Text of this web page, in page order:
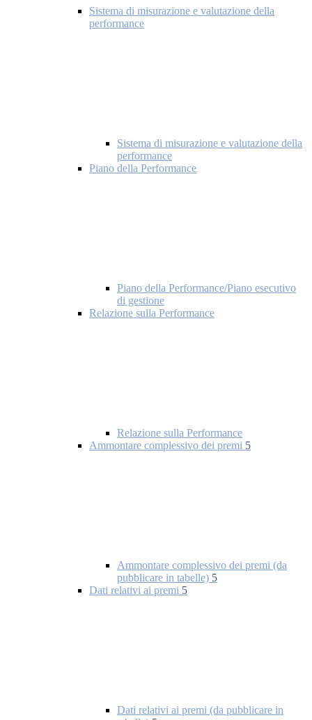
Sistema di misurazione e valutazione della
performance
Sistema di misurazione e valutazione della
performance
Piano della Performance
Piano della Performance/Piano esecutivo
di gestione
Relazione sulla Performance
Relazione sulla Performance
Ammontare complessivo dei premi 5
Ammontare complessivo dei premi (da
pubblicare in tabelle) 5
Dati relativi ai premi 5
Dati relativi ai premi (da pubblicare in